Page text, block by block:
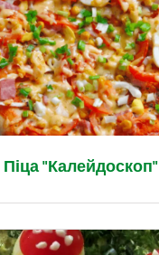
Піца "Калейдоскоп"